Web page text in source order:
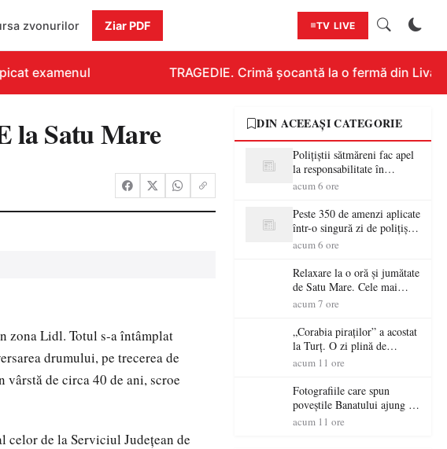
zvonurilor Ziar PDF TV LIVE
examenul TRAGEDIE. Crimă șocantă la o fermă din
la Satu Mare
zona Lidl. Totul s-a întâmplat
drumului, pe trecerea de
vârstă de circa 40 de ani, scroe
celor de la Serviciul Județean de
DIN ACEEAȘI CATEGORIE
Polițiștii sătmăreni fac apel
la responsabilitate în
trafic…
acum 6 ore
Peste 350 de amenzi aplicate
într-o singură zi de polițiștii
sătmăreni
acum 6 ore
Relaxare la o oră și jumătate
de Satu Mare. Cele mai
spectaculoase piscine
Maramureș, ideale pentru o
escapadă de vară
acum 7 ore
„Corabia piraților” a acostat
la Turț. O zi plină de
aventură și lecții despre
tabăra de vară
acum 11 ore
Fotografiile care spun
poveștile Banatului ajung la
Muzeul de Artă Satu Mare
acum 11 ore